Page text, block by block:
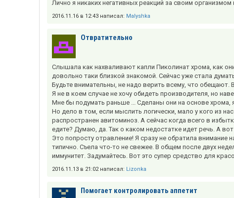
Лично я никаких негативных реакций за своим организмом
2016.11.16 в 12:43 написал: Malyshka
Отвратительно
Слышала как нахваливают капли Пиколинат хрома, как
довольно таки близкой знакомой. Сейчас уже стала
Будьте внимательны, не надо верить всему, что обещают.
Я не в коем случае не хочу обидеть производителя, но
Мне бы подумать раньше ... Сделаны они на основе хрома,
Но дело в том, если мыслить логически, мало у кого из
распространен авитоминоз. А сейчас когда всего в
едите? Думаю, да. Так о каком недостатке идет речь. А
Это попросту отравление! Я сразу не обратила
типично. Съела что-то не свежее. В общем после двух
иммунитет. Задумайтесь. Вот это супер средство для
2016.11.13 в 21:02 написал: Lizonka
Помогает контролировать аппетит